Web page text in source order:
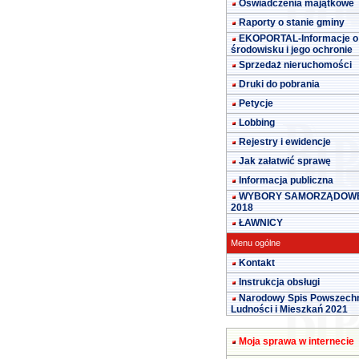
Oświadczenia majątkowe
Raporty o stanie gminy
EKOPORTAL-Informacje o
środowisku i jego ochronie
Sprzedaż nieruchomości
Druki do pobrania
Petycje
Lobbing
Rejestry i ewidencje
Jak załatwić sprawę
Informacja publiczna
WYBORY
2018
ŁAWNICY
Menu ogólne
Kontakt
Instrukcja obsługi
Narodowy Spis
Ludności i Mieszkań 2021
Moja sprawa w internecie